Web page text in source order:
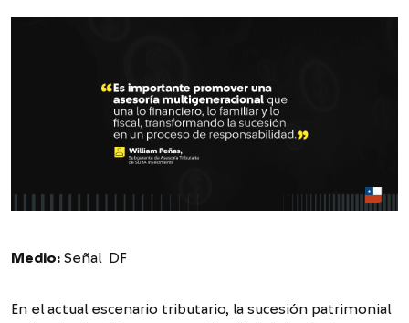
Medio: Señal DF
En el actual escenario tributario, la sucesión patrimonial